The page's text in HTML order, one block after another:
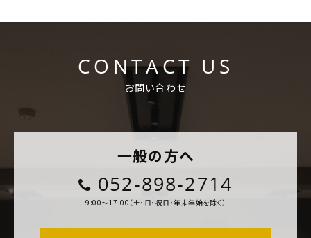
CONTACT US
お問い合わせ
一般の方へ
052-898-2714
9:00～17:00（土・日・祝日・年末年始を除く）